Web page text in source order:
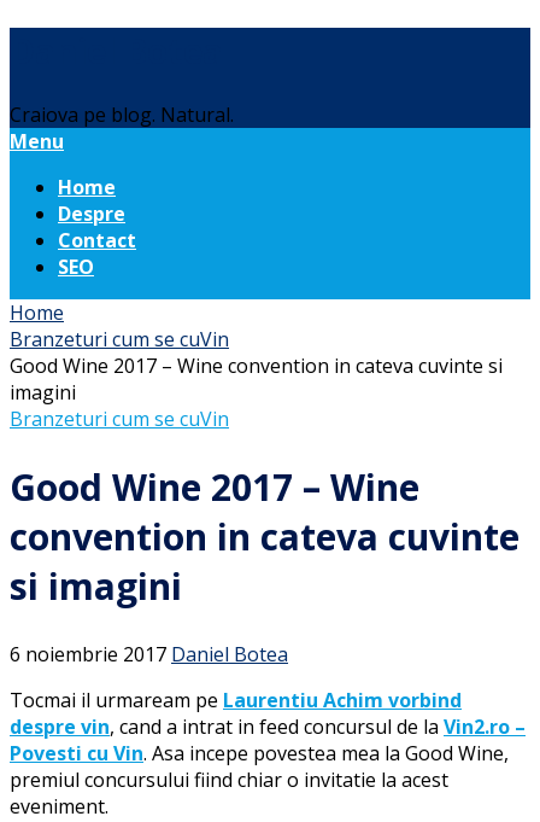
Craiova pe blog. Natural.
Menu
Home
Despre
Contact
SEO
Home
Branzeturi cum se cuVin
Good Wine 2017 – Wine convention in cateva cuvinte si
imagini
Branzeturi cum se cuVin
Good Wine 2017 – Wine
convention in cateva cuvinte
si imagini
6 noiembrie 2017 Daniel Botea
Tocmai il urmaream pe Laurentiu Achim vorbind
despre vin, cand a intrat in feed concursul de la Vin2.ro –
Povesti cu Vin. Asa incepe povestea mea la Good Wine,
premiul concursului fiind chiar o invitatie la acest
eveniment.